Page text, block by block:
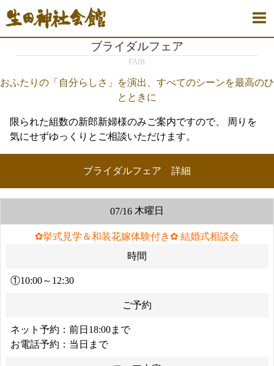
ブライダルフェア
FAIR
おふたりの「自分らしさ」を演出、すべてのシーンを最高のひ
とときに
限られた組数の新郎新婦様のみご案内ですので、
周りを
気にせずゆっくりとご相談いただけます。
ブライダルフェア 詳細
07/16 木曜日
✿挙式見学＆和装花嫁体験付き✿ 結婚式相談会
時間
①10:00～12:30
ご予約
ネット予約：前日18:00まで
お電話予約：当日まで